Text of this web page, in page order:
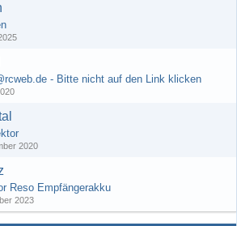
- Bitte nicht auf den Link klicken
2020
Reso Empfängerakku
2023